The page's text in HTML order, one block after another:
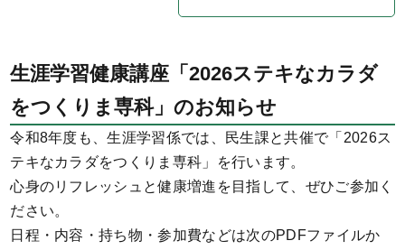
生涯学習健康講座「2026ステキなカラダ
をつくりま専科」のお知らせ
令和8年度も、生涯学習係では、民生課と共催で「2026ス
テキなカラダをつくりま専科」を行います。
心身のリフレッシュと健康増進を目指して、ぜひご参加く
ださい。
日程・内容・持ち物・参加費などは次のPDFファイルか